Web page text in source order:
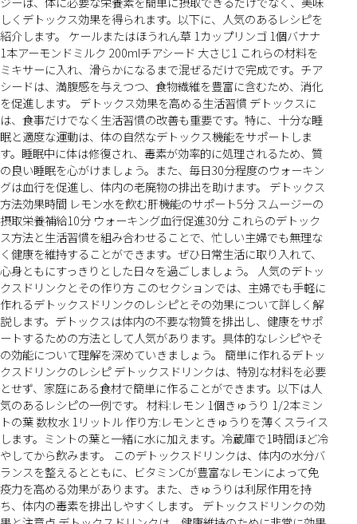
しくデトックス効果を得られます。以下に、人気のあるレシピを
紹介します。 ケールまたはほうれん草 1カップリンゴ 1個バナナ
1本アーモンドミルク 200mlチアシード 大さじ1 これらの材料を
ミキサーに入れ、滑らかになるまで混ぜるだけで完成です。チア
シードは、満腹感を与えつつ、食物繊維を豊富に含むため、消化
を促進します。 デトックス効果を高める生活習慣 デトックスに
は、食事だけでなく生活習慣の改善も重要です。特に、十分な睡
眠と適度な運動は、体の自然なデトックス機能をサポートしま
す。睡眠中に体は修復され、毒素が効率的に処理されるため、質
の良い睡眠を心がけましょう。また、毎日30分程度のウォーキン
グは血行を促進し、体内の老廃物の排出を助けます。 デトックス
方法効果時間 レモン水を飲む肝機能のサポート5分 スムージーの
摂取栄養補給10分 ウォーキング血行促進30分 これらのデトック
ス方法と生活習慣を組み合わせることで、忙しい主婦でも無理な
く健康を維持することができます。ぜひ日常生活に取り入れて、
心身ともにすっきりとした日々を過ごしましょう。 人気のデトッ
クスドリンクとその作り方 このセクションでは、主婦でも手軽に
作れるデトックスドリンクのレシピとその効果について詳しく解
説します。デトックスは体内の不要な物質を排出し、健康をサポ
ートするための方法として人気があります。具体的なレシピやそ
の効能について理解を深めていきましょう。 簡単に作れるデトッ
クスドリンクのレシピ デトックスドリンクは、特別な材料を必要
とせず、家庭にある食材で簡単に作ることができます。以下は人
気のあるレシピの一例です。 材料:レモン 1個きゅうり 1/2本ミン
トの葉 数枚水 1リットル 作り方:レモンときゅうりを薄くスライス
します。ミントの葉と一緒に水に加えます。冷蔵庫で1時間ほど冷
やしてから飲みます。 このデトックスドリンクは、体内の水分バ
ランスを整えるとともに、ビタミンCが豊富なレモンによって免
疫力を高める効果があります。また、きゅうりは利尿作用を持
ち、体内の毒素を排出しやすくします。 デトックスドリンクの効